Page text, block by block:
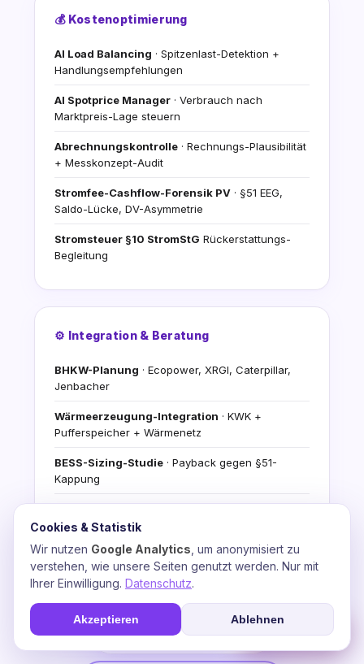
💬 Beratung anfragen
💰 Kostenoptimierung
AI Load Balancing · Spitzenlast-Detektion +
Handlungsempfehlungen
AI Spotprice Manager · Verbrauch nach
Marktpreis-Lage steuern
Abrechnungskontrolle · Rechnungs-Plausibilität
+ Messkonzept-Audit
Stromfee-Cashflow-Forensik PV · §51 EEG,
Saldo-Lücke, DV-Asymmetrie
Stromsteuer §10 StromStG Rückerstattungs-
Begleitung
⚙️ Integration & Beratung
BHKW-Planung · Ecopower, XRGI, Caterpillar,
Jenbacher
Wärmeerzeugung-Integration · KWK +
Pufferspeicher + Wärmenetz
BESS-Sizing-Studie · Payback gegen §51-
Kappung
Energiefluss-Analyse
Förderantrag-Begleitung· BAFA, BMDV,
progres.NRW, WELMO
Kostenlose Demo+ Erst-Beratungs-Konsultation
Cookies & Statistik
Wir nutzen Google Analytics , um anonymisiert zu
verstehen, wie unsere Seiten genutzt werden. Nur mit
Ihrer Einwilligung. Datenschutz.
Akzeptieren Ablehnen
☎